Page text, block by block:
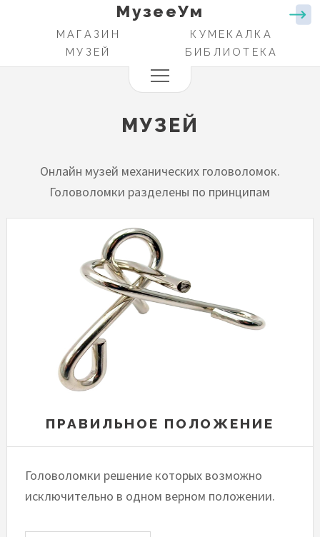
МузееУм
ОСНОВНАЯ
НАВИГАЦИЯ
МУЗЕЙ БИБЛИОТЕКА
МАГАЗИН КУМЕКАЛКА
ПРАВИЛЬНОЕ ПОЛОЖЕНИЕ
Головоломки решение которых возможно
исключительно в одном верном положении.
МУЗЕЙ
Онлайн музей механических головоломок.
Головоломки разделены по принципам